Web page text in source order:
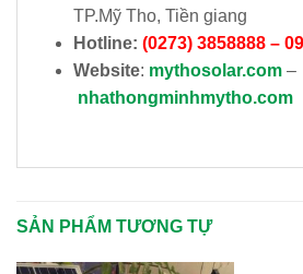
TP.Mỹ Tho, Tiền giang
Hotline: (0273) 3858888 –
Website: mythosolar.com–
nhathongminhmytho.com
SẢN PHẨM TƯƠNG TỰ